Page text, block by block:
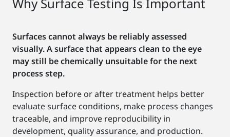
Surfaces cannot always be reliably assessed
visually. A surface that appears clean to the eye
may still be chemically unsuitable for the next
process step.
Inspection before or after treatment helps better
evaluate surface conditions, make process changes
traceable, and improve reproducibility in
development, quality assurance, and production.